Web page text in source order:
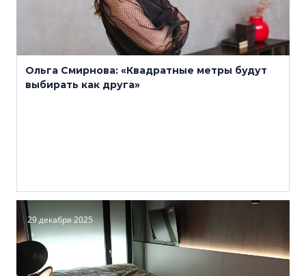
Ольга Смирнова: «Квадратные метры будут
выбирать как друга»
29 декабря 2025